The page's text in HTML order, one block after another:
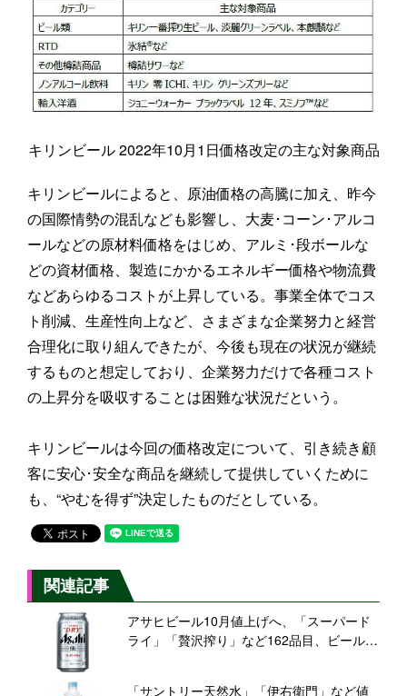
キリンビール 2022年10月1日価格改定の主な対象商品
キリンビールによると、原油価格の高騰に加え、昨今
の国際情勢の混乱なども影響し、大麦･コーン･アルコ
ールなどの原材料価格をはじめ、アルミ･段ボールな
どの資材価格、製造にかかるエネルギー価格や物流費
などあらゆるコストが上昇している。事業全体でコス
ト削減、生産性向上など、さまざまな企業努力と経営
合理化に取り組んできたが、今後も現在の状況が継続
するものと想定しており、企業努力だけで各種コスト
の上昇分を吸収することは困難な状況だという。
キリンビールは今回の価格改定について、引き続き顧
客に安心･安全な商品を継続して提供していくために
も、“やむを得ず”決定したものだとしている。
関連記事
アサヒビール10月値上げへ、「スーパード
ライ」「贅沢搾り」など162品目、ビール類
「サントリー天然水」「伊右衛門」など値